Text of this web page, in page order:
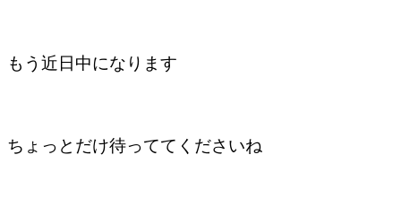
もう近日中になります
ちょっとだけ待っててくださいね